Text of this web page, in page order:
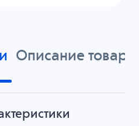
Описание товара